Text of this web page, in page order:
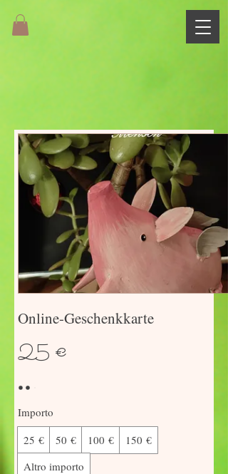
Online-Geschenkkarte
25 €
Importo
25 €
50 € 100 €
150 €
Altro importo